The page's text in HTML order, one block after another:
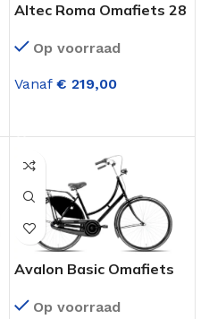
Altec Roma Omafiets 28
Op voorraad
Vanaf € 219,00
Avalon Basic Omafiets
Versnellingen
Op voorraad